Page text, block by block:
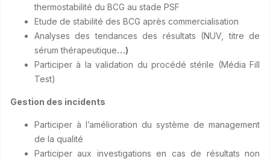
thermostabilité du BCG au stade PSF
Etude de stabilité des BCG après commercialisation
Analyses des tendances des résultats (NUV, titre de
sérum thérapeutique…)
Participer à la validation du procédé stérile (Média Fill
Test)
Gestion des incidents
Participer à l’amélioration du système de management
de la qualité
Participer aux investigations en cas de résultats non